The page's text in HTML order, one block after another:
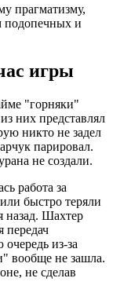
прагматизму,
подопечных и
игры
"горняки"
них представлял
никто не задел
парировал.
не создали.
работа за
быстро теряли
назад. Шахтер
передач
из-за
вообще не зашла.
не сделав